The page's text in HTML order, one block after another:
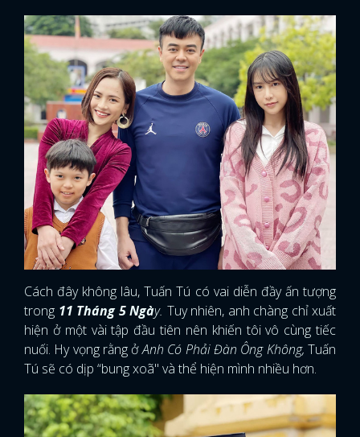
Cách đây không lâu, Tuấn Tú có vai diễn đầy ấn tượng
trong 11 Tháng 5 Ngày. Tuy nhiên, anh chàng chỉ xuất
hiện ở một vài tập đầu tiên nên khiến tôi vô cùng tiếc
nuối. Hy vọng rằng ởAnh Có Phải Đàn Ông Không,Tuấn
Tú sẽ có dịp “bung xoã" và thể hiện mình nhiều hơn.